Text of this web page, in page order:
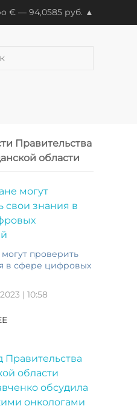
€ — 94,0585 руб. ▲
Правительства
области
проверить
в сфере цифровых
| 10:58